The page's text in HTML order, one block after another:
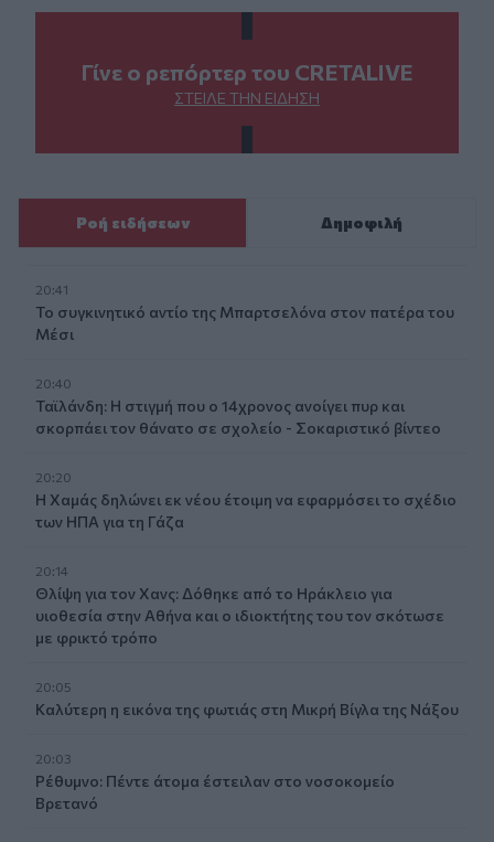
Γίνε ο ρεπόρτερ του CRETALIVE
ΣΤΕΊΛΕ ΤΗΝ ΕΊΔΗΣΗ
Ροή ειδήσεων Δημοφιλή
20:41
Το συγκινητικό αντίο της Μπαρτσελόνα στον πατέρα του
Μέσι
20:40
Ταϊλάνδη: Η στιγμή που ο 14χρονος ανοίγει πυρ και
σκορπάει τον θάνατο σε σχολείο - Σοκαριστικό βίντεο
20:20
Η Χαμάς δηλώνει εκ νέου έτοιμη να εφαρμόσει το σχέδιο
των ΗΠΑ για τη Γάζα
20:14
Θλίψη για τον Χανς: Δόθηκε από το Ηράκλειο για
υιοθεσία στην Αθήνα και ο ιδιοκτήτης του τον σκότωσε
με φρικτό τρόπο
20:05
Καλύτερη η εικόνα της φωτιάς στη Μικρή Βίγλα της Νάξου
20:03
Ρέθυμνο: Πέντε άτομα έστειλαν στο νοσοκομείο
Βρετανό